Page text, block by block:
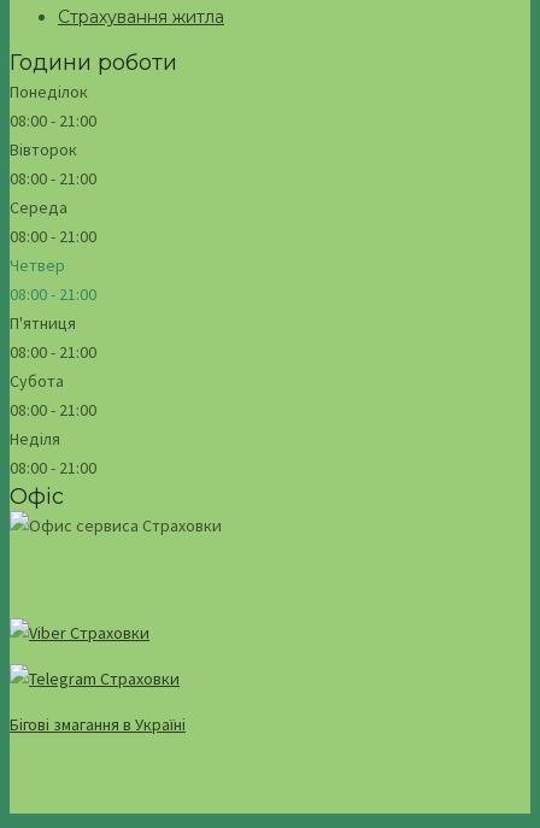
Страхування житла
Години роботи
Понеділок
08:00 - 21:00
Вівторок
08:00 - 21:00
Середа
08:00 - 21:00
Четвер
08:00 - 21:00
П'ятниця
08:00 - 21:00
Субота
08:00 - 21:00
Неділя
08:00 - 21:00
Офіс
Бігові змагання в Україні